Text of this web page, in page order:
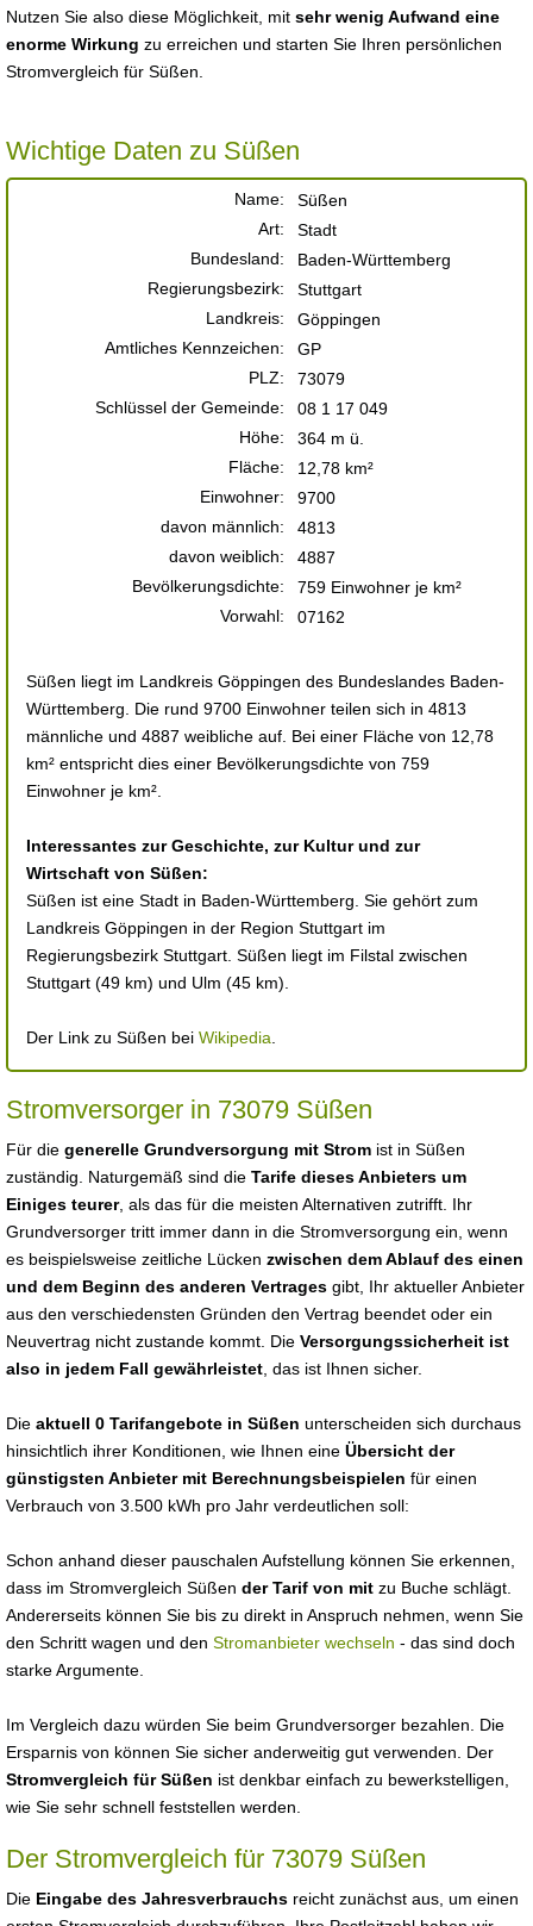
Nutzen Sie also diese Möglichkeit, mit sehr wenig Aufwand eine
enorme Wirkung zu erreichen und starten Sie Ihren persönlichen
Stromvergleich für Süßen.
Wichtige Daten zu Süßen
Name:
Süßen
Art:
Stadt
Bundesland:
Baden-Württemberg
Regierungsbezirk:
Stuttgart
Landkreis:
Göppingen
Amtliches Kennzeichen:
GP
PLZ:
73079
Schlüssel der Gemeinde:
08 1 17 049
Höhe:
364 m ü.
Fläche:
12,78 km²
Einwohner:
9700
davon männlich:
4813
davon weiblich:
4887
Bevölkerungsdichte:
759 Einwohner je km²
Vorwahl:
07162
Süßen liegt im Landkreis Göppingen des Bundeslandes Baden-
Württemberg. Die rund 9700 Einwohner teilen sich in 4813
männliche und 4887 weibliche auf. Bei einer Fläche von 12,78
km² entspricht dies einer Bevölkerungsdichte von 759
Einwohner je km².
Interessantes zur Geschichte, zur Kultur und zur
Wirtschaft von Süßen:
Süßen ist eine Stadt in Baden-Württemberg. Sie gehört zum
Landkreis Göppingen in der Region Stuttgart im
Regierungsbezirk Stuttgart. Süßen liegt im Filstal zwischen
Stuttgart (49 km) und Ulm (45 km).
Der Link zu Süßen bei Wikipedia
Stromversorger in 73079 Süßen
Für die generelle Grundversorgung mit Strom ist in Süßen
zuständig. Naturgemäß sind die Tarife dieses Anbieters um
Einiges teurer, als das für die meisten Alternativen zutrifft. Ihr
Grundversorger tritt immer dann in die Stromversorgung ein, wenn
es beispielsweise zeitliche Lücken zwischen dem Ablauf des einen
und dem Beginn des anderen Vertrages gibt, Ihr aktueller Anbieter
aus den verschiedensten Gründen den Vertrag beendet oder ein
Neuvertrag nicht zustande kommt. Die Versorgungssicherheit ist
also in jedem Fall gewährleistet , das ist Ihnen sicher.
Die aktuell 0 Tarifangebote in Süßen unterscheiden sich durchaus
hinsichtlich ihrer Konditionen, wie Ihnen eine Übersicht der
günstigsten Anbieter mit Berechnungsbeispielen für einen
Verbrauch von 3.500 kWh pro Jahr verdeutlichen soll:
Schon anhand dieser pauschalen Aufstellung können Sie erkennen,
dass im Stromvergleich Süßen der Tarif von mit zu Buche schlägt.
Andererseits können Sie bis zu direkt in Anspruch nehmen, wenn Sie
den Schritt wagen und den Stromanbieter wechseln - das sind doch
starke Argumente.
Im Vergleich dazu würden Sie beim Grundversorger bezahlen. Die
Ersparnis von können Sie sicher anderweitig gut verwenden. Der
Stromvergleich für Süßen ist denkbar einfach zu bewerkstelligen,
wie Sie sehr schnell feststellen werden.
Der Stromvergleich für 73079 Süßen
Die Eingabe des Jahresverbrauchs reicht zunächst aus, um einen